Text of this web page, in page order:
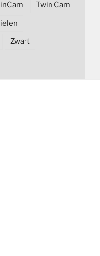
Twin Cam
Zwart